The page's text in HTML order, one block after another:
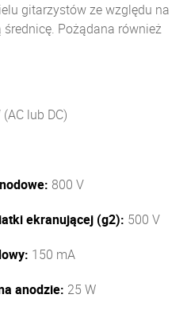
gitarzystów ze względu na
średnicę. Pożądana również
(AC lub DC)
800 V
ekranującej (g2): 500 V
150 mA
anodzie: 25 W